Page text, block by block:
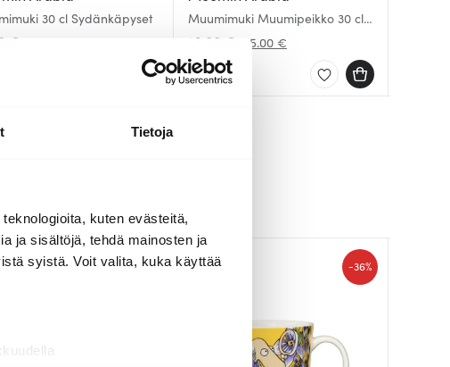
Tietoja
kuten evästeitä,
ja sisältöjä, tehdä mainosten ja
syistä. Voit valita, kuka käyttää
30 cl Sydänkäpyset
€
Muumimuki Muumipeikko 30 cl
Nurmenvihreä
16.00 € 25.00 €
Saatavilla
- 36% -36%